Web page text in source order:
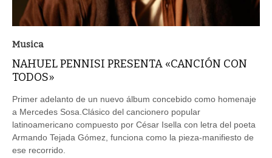
Musica
NAHUEL PENNISI PRESENTA «CANCIÓN CON
TODOS»
Primer adelanto de un nuevo álbum concebido como homenaje
a Mercedes Sosa.Clásico del cancionero popular
latinoamericano compuesto por César Isella con letra del poeta
Armando Tejada Gómez, funciona como la pieza-manifiesto de
ese recorrido.